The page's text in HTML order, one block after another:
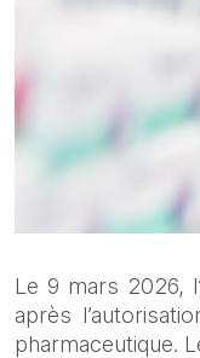
Le 9 mars 2026,
après
pharmaceutique.